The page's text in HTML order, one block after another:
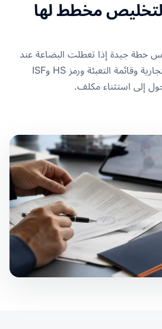
مخطط لها
خطة جيدة إذا تعطلت البضاعة عند
الوصول. تُراجَع الفاتورة التجارية وقائمة التعبئة ورمز HS وISF
إلى استثناء مكلف.